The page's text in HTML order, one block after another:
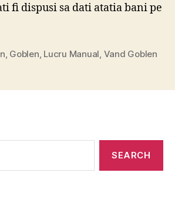
fi dispusi sa dati atatia bani pe
Goblen Lucru Manual Vand Goblen